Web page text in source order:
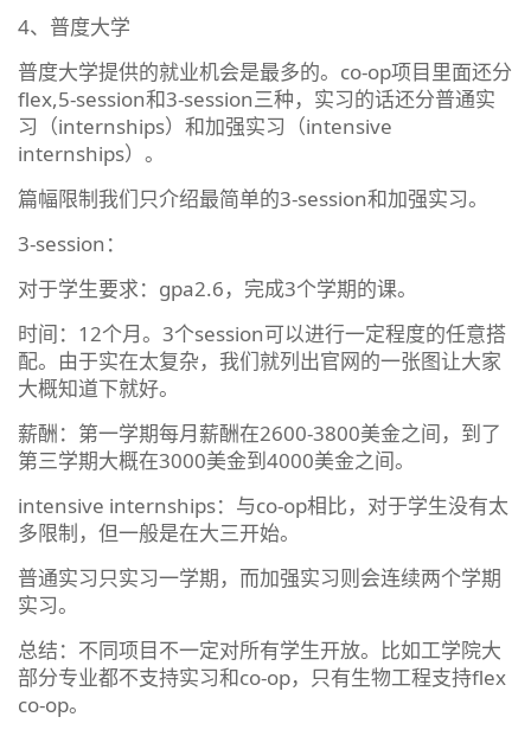
4、普度大学
普度大学提供的就业机会是最多的。co-op项目里面还分
flex,5-session和3-session三种，实习的话还分普通实
习（internships）和加强实习（intensive
internships）。
篇幅限制我们只介绍最简单的3-session和加强实习。
3-session：
对于学生要求：gpa2.6，完成3个学期的课。
时间：12个月。3个session可以进行一定程度的任意搭
配。由于实在太复杂，我们就列出官网的一张图让大家
大概知道下就好。
薪酬：第一学期每月薪酬在2600-3800美金之间，到了
第三学期大概在3000美金到4000美金之间。
intensive internships：与co-op相比，对于学生没有太
多限制，但一般是在大三开始。
普通实习只实习一学期，而加强实习则会连续两个学期
实习。
总结：不同项目不一定对所有学生开放。比如工学院大
部分专业都不支持实习和co-op，只有生物工程支持flex
co-op。